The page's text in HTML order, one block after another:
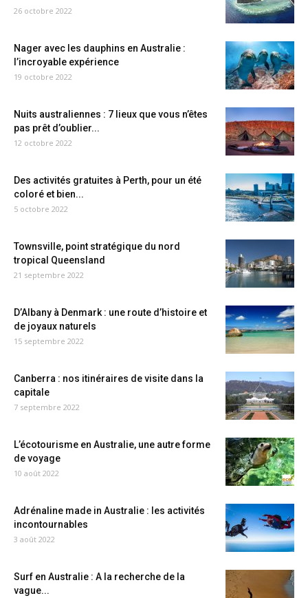
26 octobre 2022
Nager avec les dauphins en Australie :
l’incroyable expérience
19 octobre 2022
Nuits australiennes : 7 lieux que vous n’êtes
pas prêt d’oublier...
12 octobre 2022
Des activités gratuites à Perth, pour un été
coloré et bien...
5 octobre 2022
Townsville, point stratégique du nord
tropical Queensland
21 septembre 2022
D’Albany à Denmark : une route d’histoire et
de joyaux naturels
15 septembre 2022
Canberra : nos itinéraires de visite dans la
capitale
7 septembre 2022
L’écotourisme en Australie, une autre forme
de voyage
10 août 2022
Adrénaline made in Australie : les activités
incontournables
3 août 2022
Surf en Australie : A la recherche de la
vague...